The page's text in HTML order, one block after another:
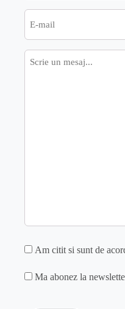
Mesaj
GDPR
Am citit si sunt de
MAILCHIMP
Ma abonez la